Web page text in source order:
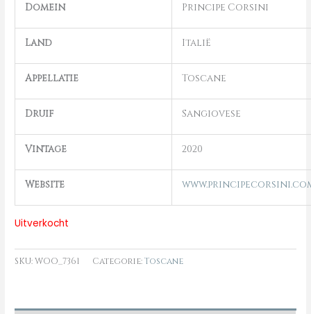
Domein Principe Corsini
Land Italië
Appellatie Toscane
Druif Sangiovese
Vintage 2020
Website
Uitverkocht
SKU:WOO_7361 Categorie:Toscane